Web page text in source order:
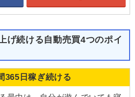
げ続ける自動売買4つのポイ
365日稼ぎ続ける